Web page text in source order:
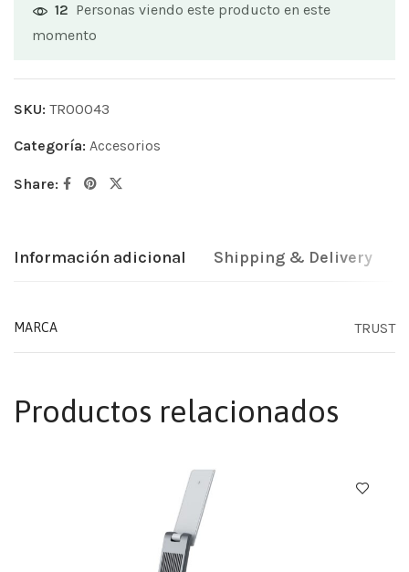
12 Personas viendo este producto en este
momento
SKU: TR00043
Categoría: Accesorios
Share:
Información adicional Shipping & Delivery
MARCA TRUST
Productos relacionados